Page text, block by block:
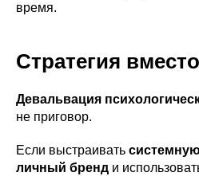
время.
Стратегия
Девальвация
не приговор.
Если выстраивать
личный бренд и